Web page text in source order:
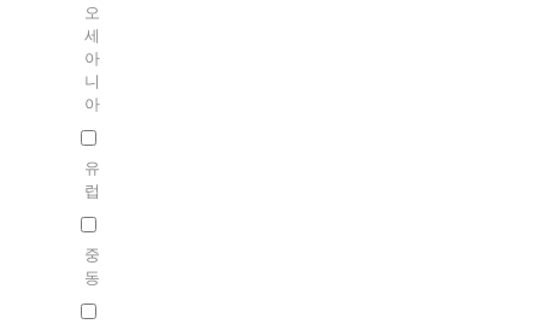
오
세
아
니
아
유
럽
중
동